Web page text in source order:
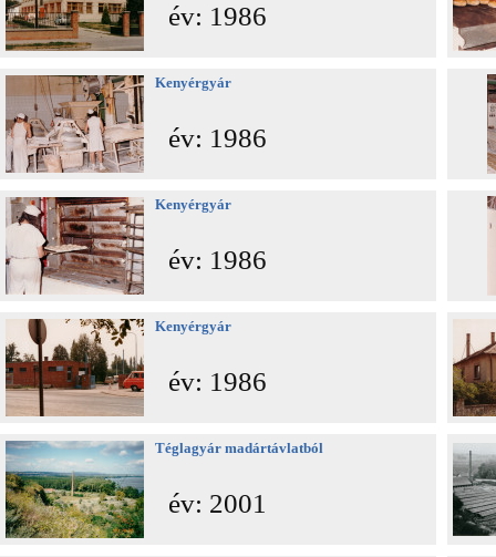
év: 1986
Kenyérgyár
év: 1986
Kenyérgyár
év: 1986
Kenyérgyár
év: 1986
Téglagyár madártávlatból
év: 2001